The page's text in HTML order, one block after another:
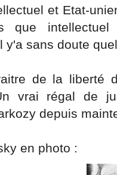
et Etat-
que
y'a sans doute
de la liberté
vrai régal de
depuis
en photo :